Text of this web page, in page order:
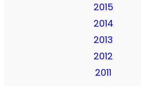
2015
2014
2013
2012
2011